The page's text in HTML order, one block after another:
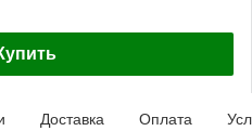
Доставка Оплата